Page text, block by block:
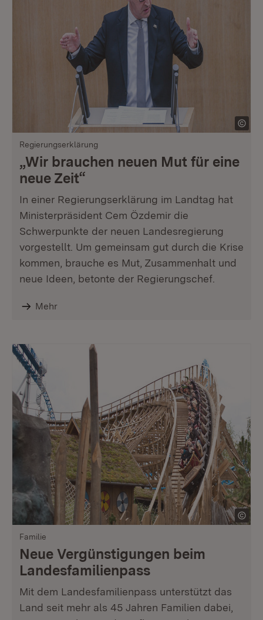
Regierungserklärung
„Wir brauchen neuen Mut für eine
neue Zeit“
In einer Regierungserklärung im Landtag hat
Ministerpräsident Cem Özdemir die
Schwerpunkte der neuen Landesregierung
vorgestellt. Um gemeinsam gut durch die Krise
kommen, brauche es Mut, Zusammenhalt und
neue Ideen, betonte der Regierungschef.
Mehr
Familie
Neue Vergünstigungen beim
Landesfamilienpass
Mit dem Landesfamilienpass unterstützt das
Land seit mehr als 45 Jahren Familien dabei,